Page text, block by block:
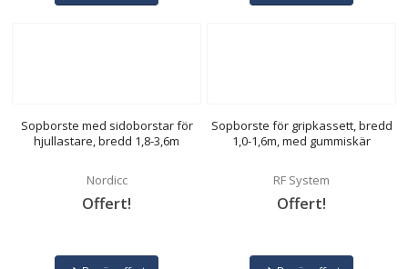
Sopborste med sidoborstar för
hjullastare, bredd 1,8-3,6m
Nordicc
Offert!
Sopborste för gripkassett, bredd
1,0-1,6m, med gummiskär
RF System
Offert!